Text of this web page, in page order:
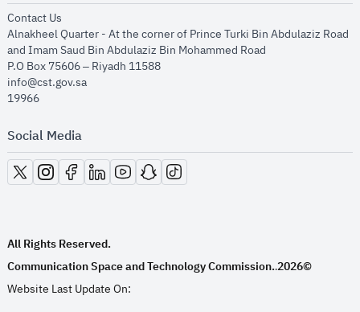
Contact Us
Alnakheel Quarter - At the corner of Prince Turki Bin Abdulaziz Road
and Imam Saud Bin Abdulaziz Bin Mohammed Road​
P.O Box 75606 – Riyadh 11588
info@cst.gov.sa
19966
Social Media
opens in new window
opens in new window
opens in new window
opens in new window
opens in new window
opens in new window
opens in new window
All Rights Reserved.
Communication Space and Technology Commission..2026©
Website Last Update On: